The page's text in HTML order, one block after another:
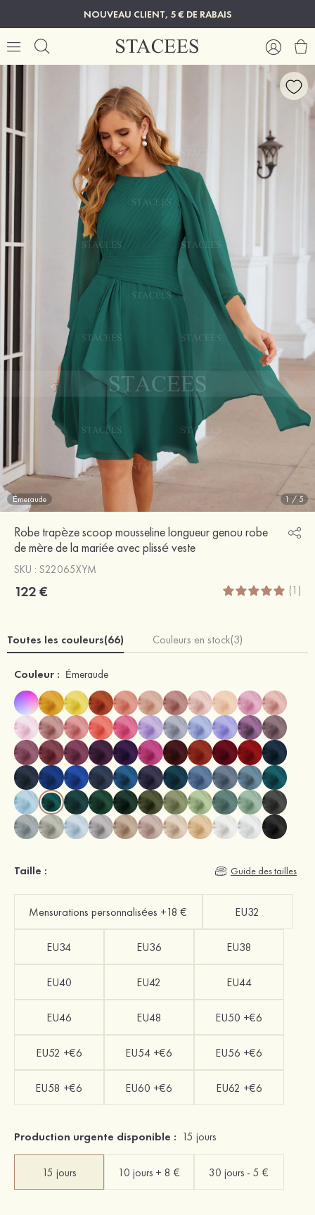
NOUVEAU CLIENT, 5 € DE RABAIS
Émeraude 1 /5
Robe trapèze scoop mousseline longueur genou robe
de mère de la mariée avec plissé veste
SKU : S22065XYM
122 € (1)
Toutes les couleurs(66) Couleurs en stock(3)
Couleur : Émeraude
Taille : Guide des tailles
Mensurations personnalisées +18 € EU32
EU34 EU36 EU38
EU40 EU42 EU44
EU46 EU48 EU50 +€6
EU52 +€6 EU54 +€6 EU56 +€6
EU58 +€6 EU60 +€6 EU62 +€6
Production urgente disponible : 15 jours
15 jours 10 jours + 8 € 30 jours - 5 €